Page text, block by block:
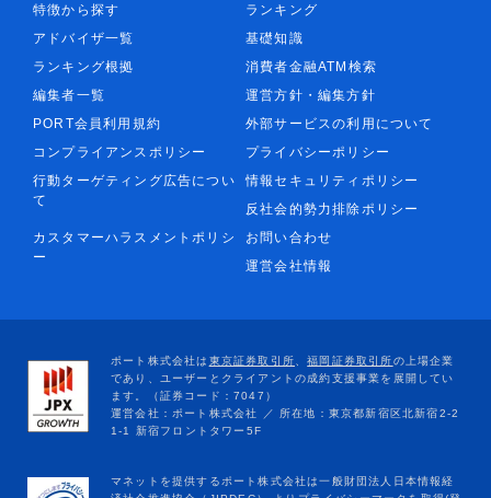
特徴から探す
ランキング
アドバイザ一覧
基礎知識
ランキング根拠
消費者金融ATM検索
編集者一覧
運営方針・編集方針
PORT会員利用規約
外部サービスの利用について
コンプライアンスポリシー
プライバシーポリシー
行動ターゲティング広告につい
て
情報セキュリティポリシー
反社会的勢力排除ポリシー
カスタマーハラスメントポリシ
ー
お問い合わせ
運営会社情報